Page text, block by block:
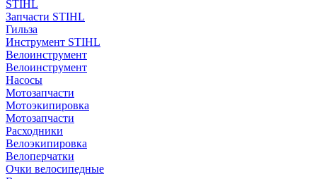
STIHL
Запчасти STIHL
Гильза
Инструмент STIHL
Велоинструмент
Велоинструмент
Насосы
Мотозапчасти
Мотоэкипировка
Мотозапчасти
Расходники
Велоэкипировка
Велоперчатки
Очки велосипедные